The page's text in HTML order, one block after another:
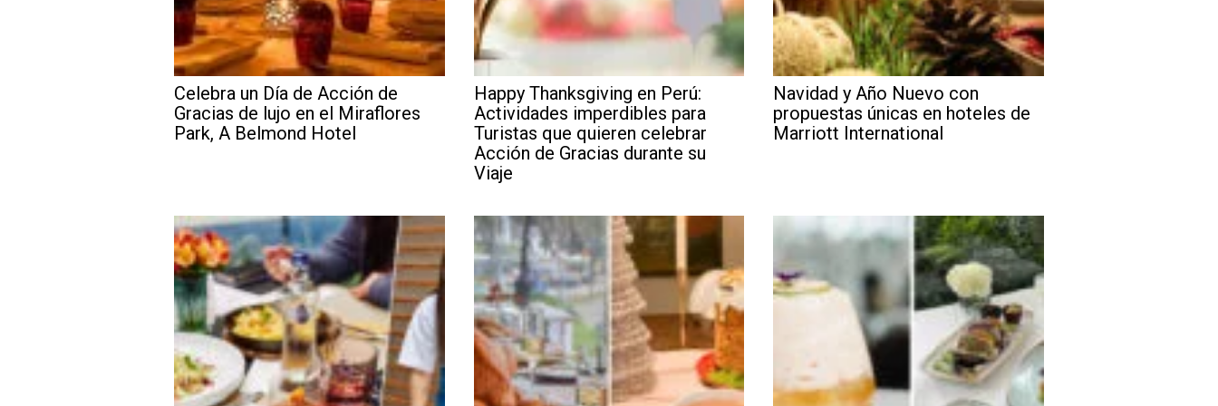
Celebra un Día de Acción de
Gracias de lujo en el Miraflores
Park, A Belmond Hotel
Happy Thanksgiving en Perú:
Actividades imperdibles para
Turistas que quieren celebrar
Acción de Gracias durante su
Viaje
Navidad y Año Nuevo con
propuestas únicas en hoteles de
Marriott International